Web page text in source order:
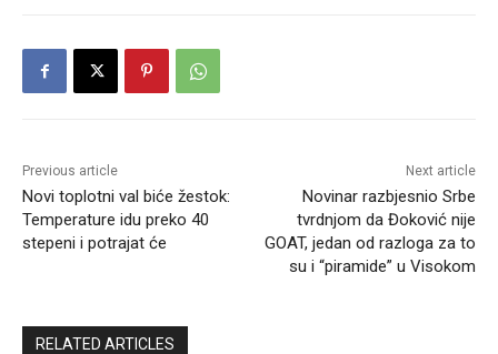
Previous article
Novi toplotni val biće žestok:
Temperature idu preko 40
stepeni i potrajat će
Next article
Novinar razbjesnio Srbe
tvrdnjom da Đoković nije
GOAT, jedan od razloga za to
su i “piramide” u Visokom
RELATED ARTICLES